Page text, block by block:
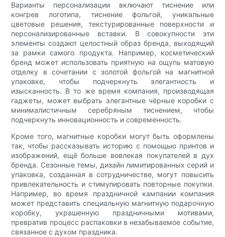
Варианты персонализации включают тиснение или
конгрев логотипа, тиснение фольгой, уникальные
цветовые решения, текстурированные поверхности и
персонализированные вставки. В совокупности эти
элементы создают целостный образ бренда, выходящий
за рамки самого продукта. Например, косметический
бренд может использовать приятную на ощупь матовую
отделку в сочетании с золотой фольгой на магнитной
упаковке, чтобы подчеркнуть элегантность и
изысканность. В то же время компания, производящая
гаджеты, может выбрать элегантные чёрные коробки с
минималистичным серебряным тиснением, чтобы
подчеркнуть инновационность и современность.
Кроме того, магнитные коробки могут быть оформлены
так, чтобы рассказывать историю с помощью принтов и
изображений, ещё больше вовлекая покупателей в дух
бренда. Сезонные темы, дизайн лимитированных серий и
упаковка, созданная в сотрудничестве, могут повысить
привлекательность и стимулировать повторные покупки.
Например, во время праздничной кампании компания
может представить специальную магнитную подарочную
коробку, украшенную праздничными мотивами,
превратив процесс распаковки в незабываемое событие,
связанное с духом праздника.